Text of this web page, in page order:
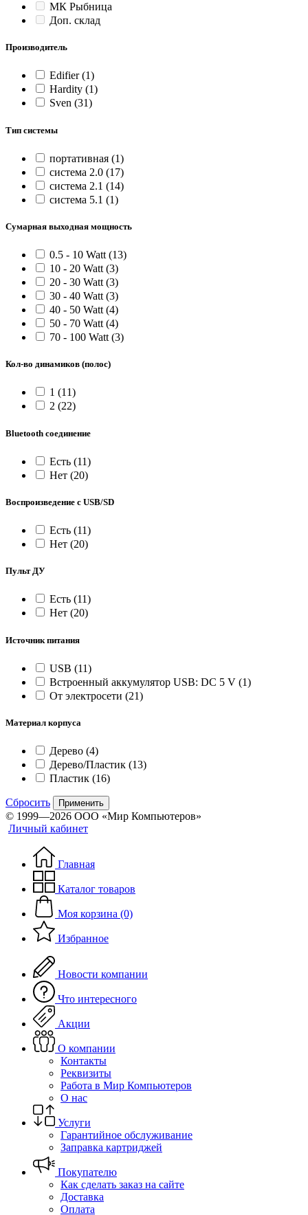
МК Рыбница
Доп. склад
Производитель
Edifier(1)
Hardity (1)
Sven (31)
Тип системы
портативная (1)
система 2.0 (17)
система 2.1 (14)
система 5.1 (1)
Сумарная выходная мощность
0.5 - 10 Watt (13)
10 - 20 Watt (3)
20 - 30 Watt (3)
30 - 40 Watt (3)
40 - 50 Watt (4)
50 - 70 Watt (4)
70 - 100 Watt (3)
Кол-во динамиков (полос)
1 (11)
2 (22)
Bluetooth соединение
Есть (11)
Нет (20)
Воспроизведение с USB/SD
Есть (11)
Нет (20)
Пульт ДУ
Есть (11)
Нет (20)
Источник питания
USB (11)
Встроенный аккумулятор USB: DC 5 V (1)
От электросети (21)
Материал корпуса
Дерево (4)
Дерево/Пластик (13)
Пластик (16)
Сбросить Применить
© 1999—2026 ООО «Мир Компьютеров»
Личный кабинет
Главная
Каталог товаров
Моя корзина (0)
Избранное
Новости компании
Что интересного
Акции
О компании
Контакты
Реквизиты
Работа в Мир Компьютеров
О нас
Услуги
Гарантийное обслуживание
Заправка картриджей
Покупателю
Как сделать заказ на сайте
Доставка
Оплата